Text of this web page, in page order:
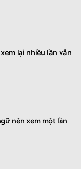
lại nhiều lần vẫn
nên xem một lần